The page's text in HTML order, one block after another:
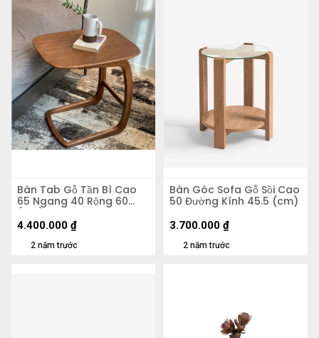
Bàn Tab Gỗ Tần Bì Cao
65 Ngang 40 Rộng 60
(cm)
2 năm trước
4.400.000 ₫
Bàn Góc Sofa Gỗ Sồi Cao
50 Đường Kính 45.5 (cm)
2 năm trước
3.700.000 ₫